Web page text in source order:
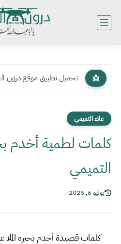
📩 تحميل تطبيق موقع درون
علاء التميمي
كلمات لطمية أخدم
التميمي
يوليو 6, 2025
كلمات قصيدة أخدم بخيره الملا